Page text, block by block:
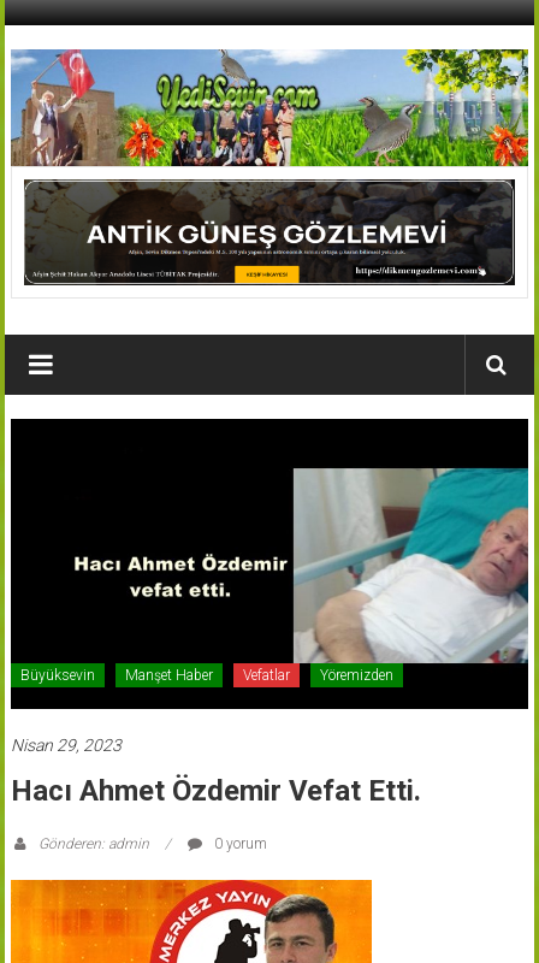
İçeriğe
AFŞİN
YEDİSEVİN
HABER
Köyleri
Büyüksevin Manşet Haber Vefatlar Yöremizden
Nisan 29, 2023
Hacı Ahmet Özdemir Vefat Etti.
Gönderen: admin 0 yorum